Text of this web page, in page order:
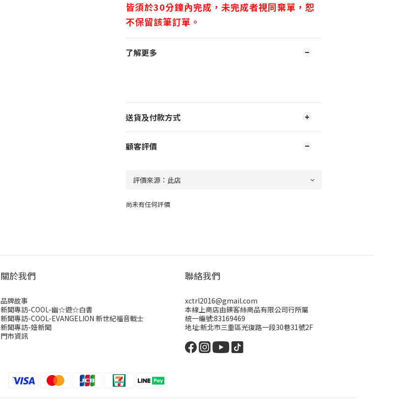
皆須於30分鐘內完成，未完成者視同棄單，恕
不保留該筆訂單。
了解更多
送貨及付款方式
顧客評價
尚未有任何評價
關於我們
品牌故事
新聞專訪-COOL-幽☆遊☆白書
新聞專訪-COOL-EVANGELION 新世紀福音戰士
新聞專訪-妞新聞
門市資訊
聯絡我們
xctrl2016@gmail.com
本線上商店由鎂客絲商品有限公司行所屬
統一編號:83169469
地址:新北市三重區光復路一段30巷31號2F